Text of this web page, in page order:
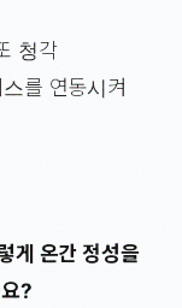
청각
를 연동시켜
게 온간 정성을
?